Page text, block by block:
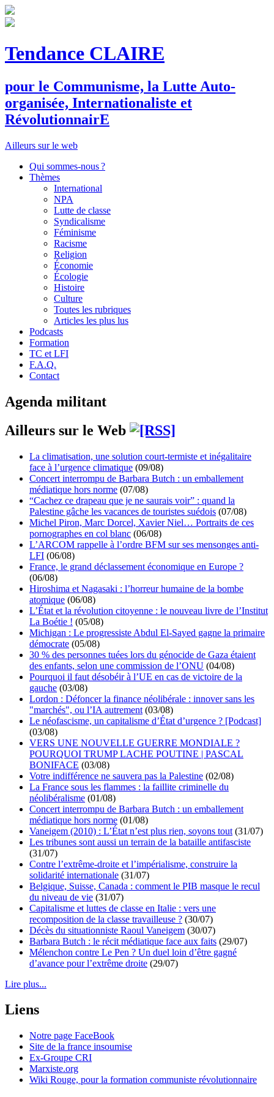
Tendance CLAIRE
pour le Communisme, la Lutte Auto-
organisée, Internationaliste et
RévolutionnairE
Ailleurs sur le web
Qui sommes-nous ?
Thèmes
International
NPA
Lutte de classe
Syndicalisme
Féminisme
Racisme
Religion
Économie
Écologie
Histoire
Culture
Toutes les rubriques
Articles les plus lus
Podcasts
Formation
TC et LFI
F.A.Q.
Contact
Agenda militant
Ailleurs sur le Web
La climatisation, une solution court-termiste et inégalitaire
face à l’urgence climatique (09/08)
Concert interrompu de Barbara Butch : un emballement
médiatique hors norme (07/08)
“Cachez ce drapeau que je ne saurais voir” : quand la
Palestine gâche les vacances de touristes suédois (07/08)
Michel Piron, Marc Dorcel, Xavier Niel… Portraits de ces
pornographes en col blanc (06/08)
L’ARCOM rappelle à l’ordre BFM sur ses mensonges anti-
LFI (06/08)
France, le grand déclassement économique en Europe ?
(06/08)
Hiroshima et Nagasaki : l’horreur humaine de la bombe
atomique (06/08)
L’État et la révolution citoyenne : le nouveau livre de l’Institut
La Boétie ! (05/08)
Michigan : Le progressiste Abdul El-Sayed gagne la primaire
démocrate (05/08)
30 % des personnes tuées lors du génocide de Gaza étaient
des enfants, selon une commission de l’ONU (04/08)
Pourquoi il faut désobéir à l’UE en cas de victoire de la
gauche (03/08)
Lordon : Défoncer la finance néolibérale : innover sans les
"marchés", ou l’IA autrement (03/08)
Le néofascisme, un capitalisme d’État d’urgence ? [Podcast]
(03/08)
VERS UNE NOUVELLE GUERRE MONDIALE ?
POURQUOI TRUMP LACHE POUTINE | PASCAL
BONIFACE (03/08)
Votre indifférence ne sauvera pas la Palestine (02/08)
La France sous les flammes : la faillite criminelle du
néolibéralisme (01/08)
Concert interrompu de Barbara Butch : un emballement
médiatique hors norme (01/08)
Vaneigem (2010) : L’État n’est plus rien, soyons tout (31/07)
Les tribunes sont aussi un terrain de la bataille antifasciste
(31/07)
Contre l’extrême-droite et l’impérialisme, construire la
solidarité internationale (31/07)
Belgique, Suisse, Canada : comment le PIB masque le recul
du niveau de vie (31/07)
Capitalisme et luttes de classe en Italie : vers une
recomposition de la classe travailleuse ? (30/07)
Décès du situationniste Raoul Vaneigem (30/07)
Barbara Butch : le récit médiatique face aux faits (29/07)
Mélenchon contre Le Pen ? Un duel loin d’être gagné
d’avance pour l’extrême droite (29/07)
Lire plus...
Liens
Notre page FaceBook
Site de la france insoumise
Ex-Groupe CRI
Marxiste.org
Wiki Rouge, pour la formation communiste révolutionnaire